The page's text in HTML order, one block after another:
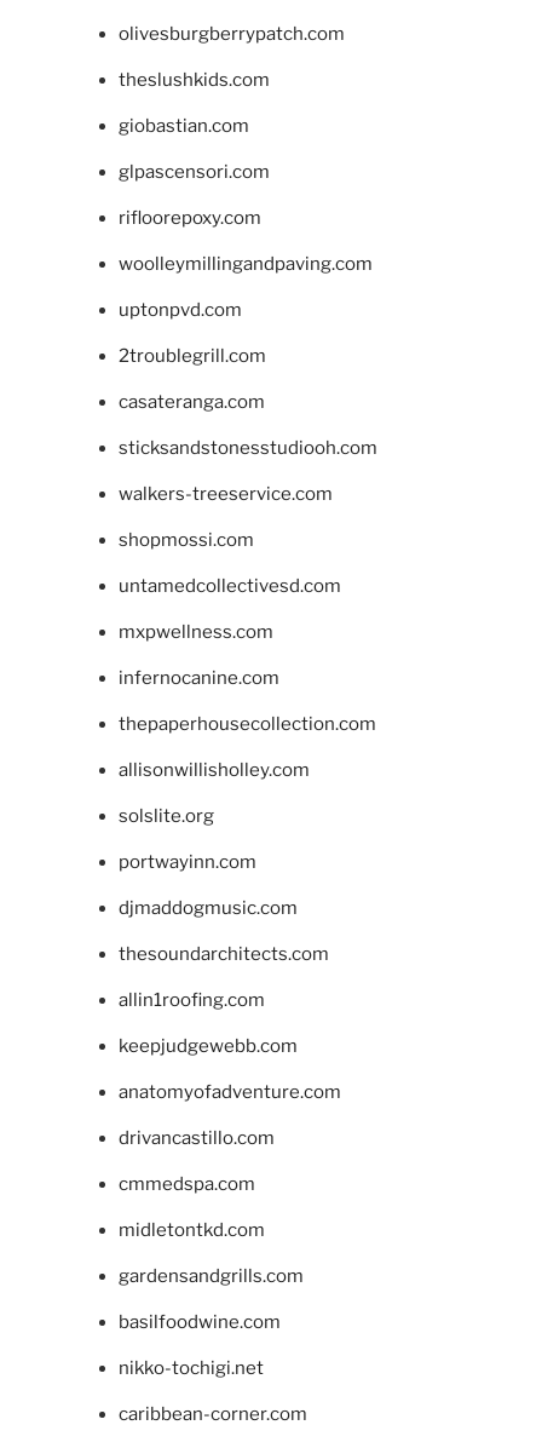
olivesburgberrypatch.com
theslushkids.com
giobastian.com
glpascensori.com
rifloorepoxy.com
woolleymillingandpaving.com
uptonpvd.com
2troublegrill.com
casateranga.com
sticksandstonesstudiooh.com
walkers-treeservice.com
shopmossi.com
untamedcollectivesd.com
mxpwellness.com
infernocanine.com
thepaperhousecollection.com
allisonwillisholley.com
solslite.org
portwayinn.com
djmaddogmusic.com
thesoundarchitects.com
allin1roofing.com
keepjudgewebb.com
anatomyofadventure.com
drivancastillo.com
cmmedspa.com
midletontkd.com
gardensandgrills.com
basilfoodwine.com
nikko-tochigi.net
caribbean-corner.com